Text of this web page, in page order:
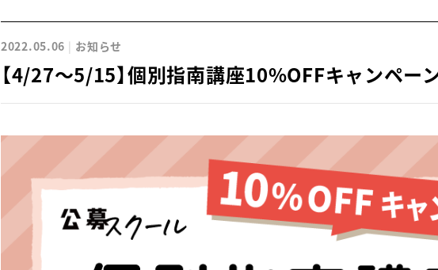
2022.05.06 お知らせ
【4/27～5/15】個別指南講座10%OFFキャンペー